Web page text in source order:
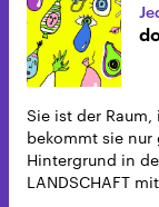
Sie ist der
bekommt sie nur
Hintergrund in
LANDSCHAFT